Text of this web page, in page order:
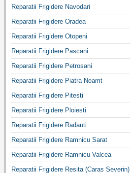
Reparatii Frigidere Navodari
Reparatii Frigidere Oradea
Reparatii Frigidere Otopeni
Reparatii Frigidere Pascani
Reparatii Frigidere Petrosani
Reparatii Frigidere Piatra Neamt
Reparatii Frigidere Pitesti
Reparatii Frigidere Ploiesti
Reparatii Frigidere Radauti
Reparatii Frigidere Ramnicu Sarat
Reparatii Frigidere Ramnicu Valcea
Reparatii Frigidere Resita (Caras Severin)